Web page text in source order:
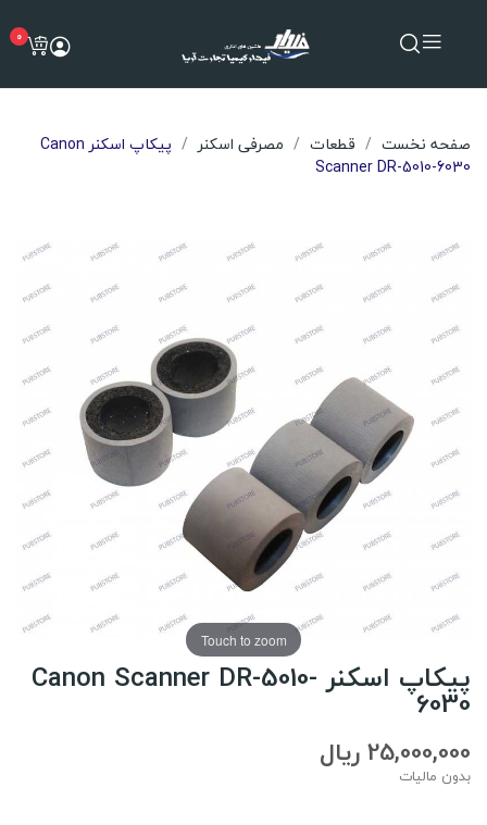
0
صفحه نخست قطعات مصرفی اسکنر
پیکاپ اسکنر Canon
Scanner DR-5010-6030
Touch to zoom
پیکاپ اسکنر Canon Scanner DR-5010-
6030
25,000,000 ریال
بدون مالیات